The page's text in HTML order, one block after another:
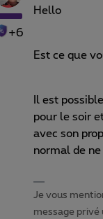
+6
Hello
Est ce que
Il est
pour le soir
avec son
normal de
Je vous
message privé